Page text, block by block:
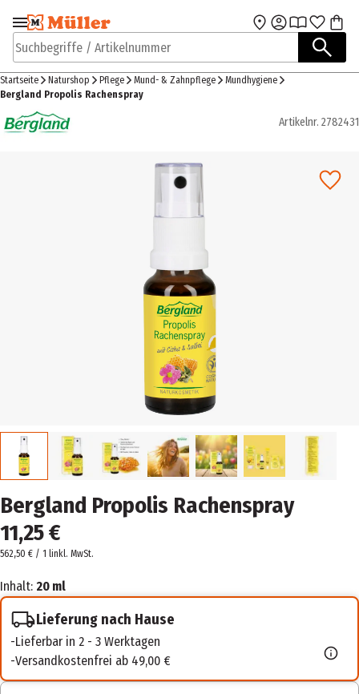
Zur Navigation
springen
Zum Hauptinhalt
Suchbegriffe / Artikelnummer
Startseite Naturshop Pflege Mund- & Zahnpflege
Mundhygiene
Bergland Propolis Rachenspray
Artikelnr. 2782431
Bergland Propolis Rachenspray
11,25 €
562,50 € / 1 linkl. MwSt.
Inhalt: 20 ml
Lieferung nach Hause
Lieferbar in 2 - 3 Werktagen
Versandkostenfrei ab 49,00 €